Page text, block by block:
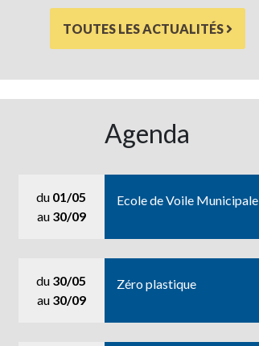
TOUTES LES ACTUALITÉS
Agenda
du 01/05
au 30/09
Ecole de Voile Municipale
du 30/05
au 30/09
Zéro plastique